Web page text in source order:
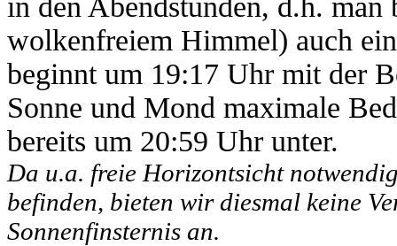
wolkenfreiem Himmel) auch
beginnt um 19:17 Uhr mit der
Sonne und Mond maximale
bereits um 20:59 Uhr unter.
Da u.a. freie Horizontsicht
befinden, bieten wir diesmal keine
Sonnenfinsternis an.